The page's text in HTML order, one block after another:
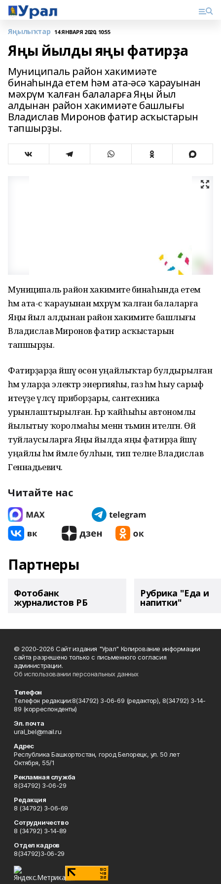
Яңылыҡтар 14 ЯНВАРЯ 2020, 10:55
Яңы йылды яңы фатирҙа
Муниципаль район хакимиәте
бинаһында етем һәм ата-әсә ҡарауынан
мәхрүм ҡалған балаларға Яңы йыл
алдынан район хакимиәте башлығы
Владислав Миронов фатир асҡыстарын
тапшырҙы.
Муниципаль район хакимиәте бинаһында етем
һәм ата-әсә ҡарауынан мәхрүм ҡалған балаларға
Яңы йыл алдынан район хакимиәте башлығы
Владислав Миронов фатир асҡыстарын
тапшырҙы.
Фатирҙарҙа йәшәү өсөн уңайлыҡтар булдырылған
һәм уларҙа электр энергияһы, газ һәм һыу сарыф
итеүҙе үлсәү приборҙары, сантехника
урынлаштырылған. Һәр ҡайһыһы автономлы
йылытыу ҡоролмаһы менән тәьмин ителгән. Өй
туйлаусыларға Яңы йылда яңы фатирҙа йәшәү
уңайлы һәм йәмле булһын, тип теләне Владислав
Геннадьевич.
Читайте нас
Партнеры
Фотобанк
журналистов РБ
Рубрика "Еда и
напитки"
© 2020-2026 Сайт издания "Урал" Копирование информации
сайта разрешено только с письменного согласия
администрации.
Об использовании персональных данных
Телефон
Телефон редакции:8(34792) 3-06-69 (редактор), 8(34792) 3-14-
89 (корреспонденты)
Эл. почта
ural_bel@mail.ru
Адрес
Республика Башкортостан, город Белорецк, ул. 50 лет
Октября, 55/1
Рекламная служба
8(34792) 3-06-29
Редакция
8 (34792) 3-06-69
Сотрудничество
8 (34792) 3-14-89
Отдел кадров
8(34792)3-06-29